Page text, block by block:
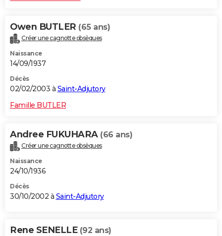
Owen BUTLER (65 ans)
Créer une cagnotte obsèques
Naissance
14/09/1937
Décès
02/02/2003 à Saint-Adjutory
Famille BUTLER
Andree FUKUHARA (66 ans)
Créer une cagnotte obsèques
Naissance
24/10/1936
Décès
30/10/2002 à Saint-Adjutory
Rene SENELLE (92 ans)